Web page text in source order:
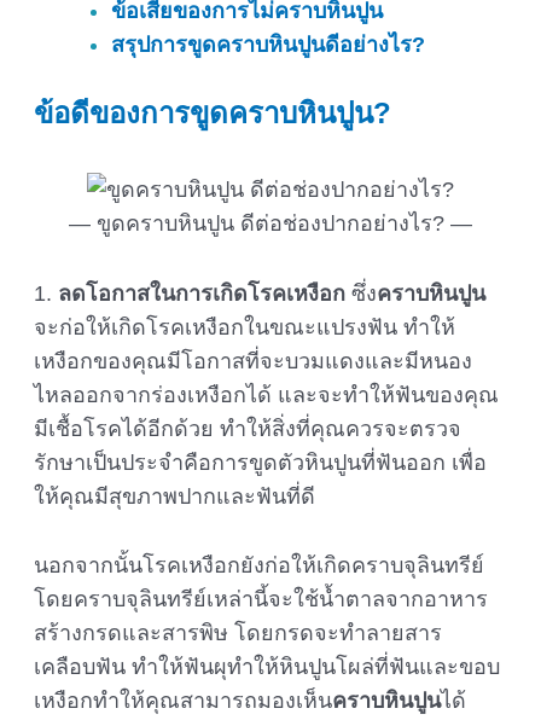
ข้อเสียของการไม่คราบหินปูน
สรุปการขูดคราบหินปูนดีอย่างไร?
ข้อดีของการขูดคราบหินปูน?
ขูดคราบหินปูน ดีต่อช่องปากอย่างไร?
1. ลดโอกาสในการเกิดโรคเหงือกซึ่งคราบหินปูน
จะก่อให้เกิดโรคเหงือกในขณะแปรงฟัน ทำให้
เหงือกของคุณมีโอกาสที่จะบวมแดงและมีหนอง
ไหลออกจากร่องเหงือกได้ และจะทำให้ฟันของคุณ
มีเชื้อโรคได้อีกด้วย ทำให้สิ่งที่คุณควรจะตรวจ
รักษาเป็นประจำคือการขูดตัวหินปูนที่ฟันออก เพื่อ
ให้คุณมีสุขภาพปากและฟันที่ดี
นอกจากนั้นโรคเหงือกยังก่อให้เกิดคราบจุลินทรีย์
โดยคราบจุลินทรีย์เหล่านี้จะใช้น้ำตาลจากอาหาร
สร้างกรดและสารพิษ โดยกรดจะทำลายสาร
เคลือบฟัน ทำให้ฟันผุทำให้หินปูนโผล่ที่ฟันและขอบ
เหงือกทำให้คุณสามารถมองเห็นคราบหินปูนได้